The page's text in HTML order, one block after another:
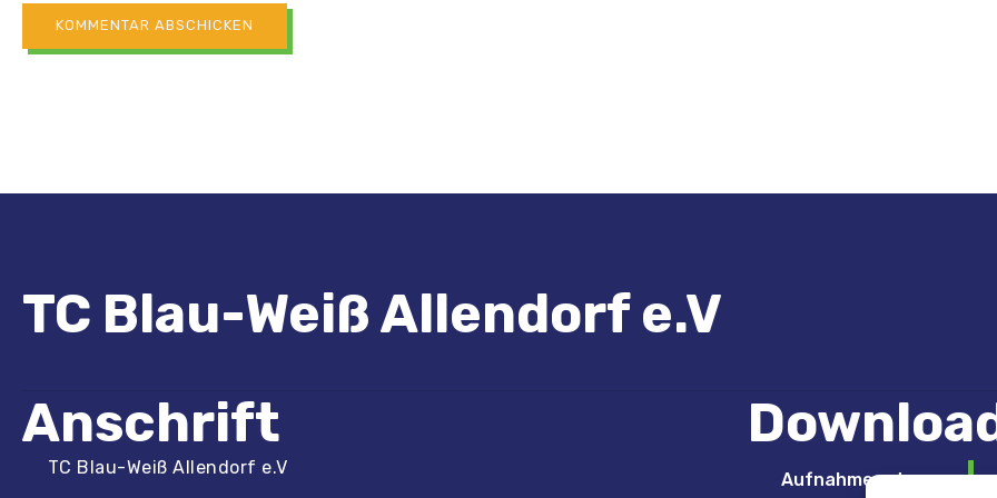
TC Blau-Weiß Allendorf e.V​
Anschrift
TC Blau-Weiß Allendorf e.V
Aufnahmeantrag